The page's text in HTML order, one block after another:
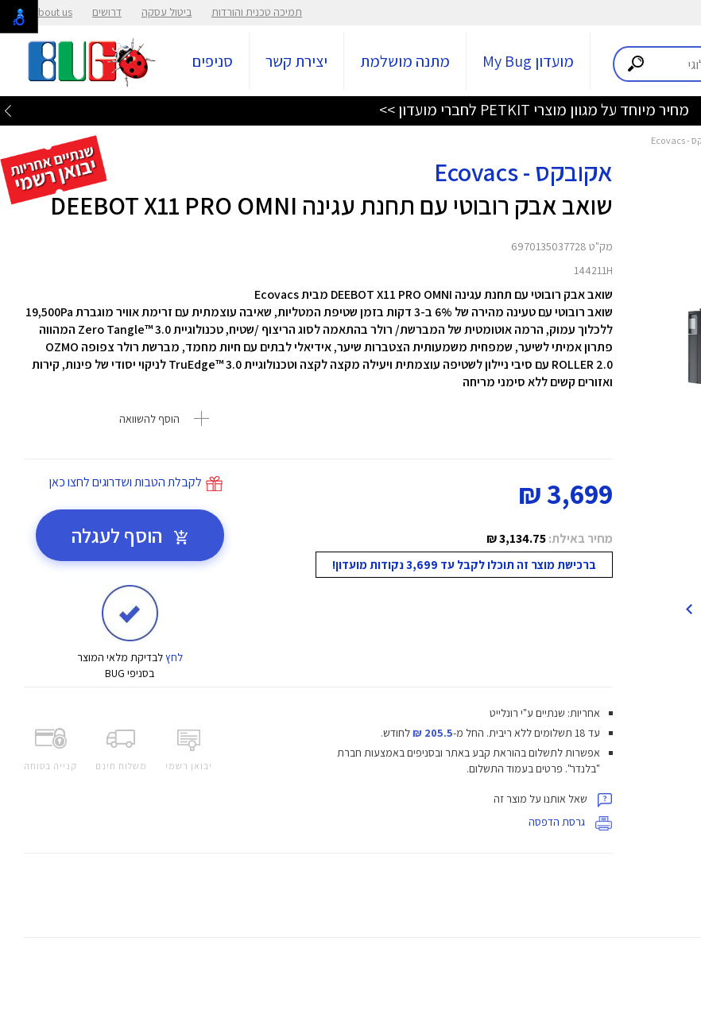
תמיכה טכנית והורדות ביטול עסקה דרושים About us
מועדון My Bug מתנה מושלמת יצירת קשר סניפים
מחיר מיוחד על מגוון מוצרי PETKIT לחברי מועדון >>
אקובקס - Ecovacs
שואב אבק רובוטי עם תחנת עגינה DEEBOT X11 PRO OMNI
מק"ט 6970135037728
144211H
שואב אבק רובוטי עם תחנת עגינה DEEBOT X11 PRO OMNI מבית Ecovacs
שואב רובוטי עם טעינה מהירה של 6% ב-3 דקות בזמן שטיפת המטליות, שאיבה עוצמתית עם זרימת אוויר מוגברת 19,500Pa
ללכלוך עמוק, הרמה אוטומטית של המברשת/ רולר בהתאמה לסוג הריצוף /שטיח, טכנולוגיית Zero Tangle™ 3.0 המהווה
פתרון אמיתי לשיער, שמפחית משמעותית הצטברות שיער, אידיאלי לבתים עם חיות מחמד, מברשת רולר צפופה OZMO
ROLLER 2.0 עם סיבי ניילון לשטיפה עוצמתית ויעילה מקצה לקצה וטכנולוגיית TruEdge™ 3.0 לניקוי יסודי של פינות, קירות
ואזורים קשים ללא סימני מריחה
הוסף להשוואה
3,699 ₪
מחיר באילת:3,134.75 ₪
ברכישת מוצר זה תוכלו לקבל עד 3,699 נקודות מועדון!
לקבלת הטבות ושדרוגים לחצו כאן
הוסף לעגלה
לחץלבדיקת מלאי המוצר
בסניפי BUG
יבואן רשמי משלוח חינם קנייה בטוחה
אחריות: שנתיים ע"י רונלייט
עד 18 תשלומים ללא ריבית.
החל מ-205.5 ₪
לחודש.
אפשרות לתשלום בהוראת קבע באתר ובסניפים באמצעות חברת
"בלנדר". פרטים בעמוד התשלום.
שאל אותנו על מוצר זה
גרסת הדפסה